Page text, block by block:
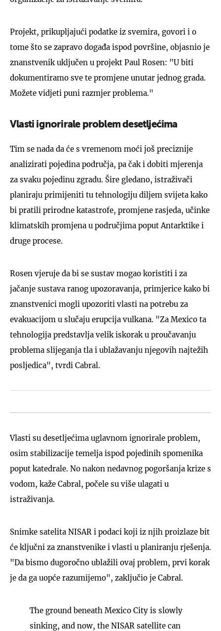
Projekt, prikupljajući podatke iz svemira, govori i o
tome što se zapravo događa ispod površine, objasnio je
znanstvenik uključen u projekt Paul Rosen: "U biti
dokumentiramo sve te promjene unutar jednog grada.
Možete vidjeti puni razmjer problema."
Vlasti ignorirale problem desetljećima
Tim se nada da će s vremenom moći još preciznije
analizirati pojedina područja, pa čak i dobiti mjerenja
za svaku pojedinu zgradu. Šire gledano, istraživači
planiraju primijeniti tu tehnologiju diljem svijeta kako
bi pratili prirodne katastrofe, promjene rasjeda, učinke
klimatskih promjena u područjima poput Antarktike i
druge procese.
Rosen vjeruje da bi se sustav mogao koristiti i za
jačanje sustava ranog upozoravanja, primjerice kako bi
znanstvenici mogli upozoriti vlasti na potrebu za
evakuacijom u slučaju erupcija vulkana. "Za Mexico ta
tehnologija predstavlja velik iskorak u proučavanju
problema slijeganja tla i ublažavanju njegovih najtežih
posljedica", tvrdi Cabral.
Vlasti su desetljećima uglavnom ignorirale problem,
osim stabilizacije temelja ispod pojedinih spomenika
poput katedrale. No nakon nedavnog pogoršanja krize s
vodom, kaže Cabral, počele su više ulagati u
istraživanja.
Snimke satelita NISAR i podaci koji iz njih proizlaze bit
će ključni za znanstvenike i vlasti u planiranju rješenja.
"Da bismo dugoročno ublažili ovaj problem, prvi korak
je da ga uopće razumijemo", zaključio je Cabral.
The ground beneath Mexico City is slowly
sinking, and now, the NISAR satellite can